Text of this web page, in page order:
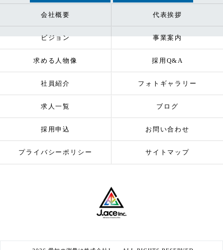
会社概要 代表挨拶
ビジョン 事業案内
求める人物像 採用Q&A
社員紹介 フォトギャラリー
求人一覧 ブログ
採用申込 お問い合わせ
プライバシーポリシー サイトマップ